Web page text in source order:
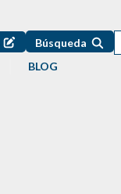
Búsqueda
BLOG